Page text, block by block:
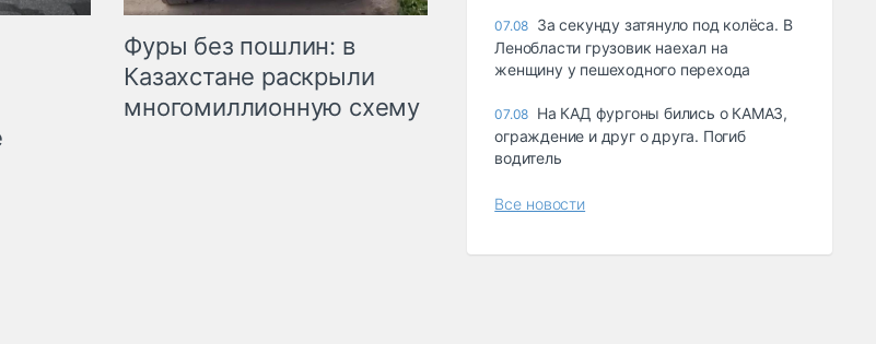
Фуры без пошлин: в
Казахстане раскрыли
многомиллионную схему
07.08 За секунду затянуло под колёса. В
Ленобласти грузовик наехал на
женщину у пешеходного перехода
07.08 На КАД фургоны бились о КАМАЗ,
ограждение и друг о друга. Погиб
водитель
Все новости